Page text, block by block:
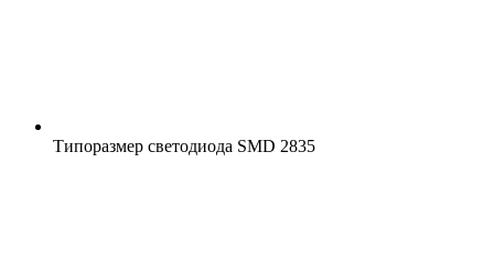
Типоразмер светодиода SMD 2835